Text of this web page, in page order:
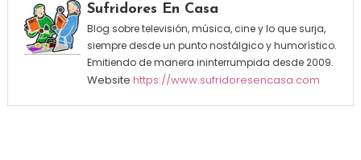
Sufridores En Casa
Blog sobre televisión, música, cine y lo que surja,
siempre desde un punto nostálgico y humorístico.
Emitiendo de manera ininterrumpida desde 2009.
Website https://www.sufridoresencasa.com